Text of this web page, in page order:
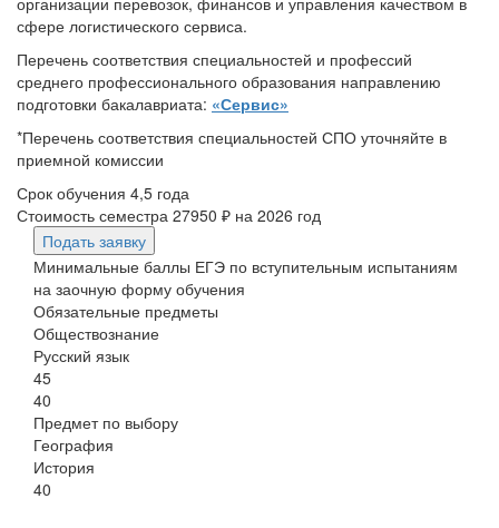
сфере логистического сервиса.
Перечень соответствия специальностей и профессий
среднего профессионального образования направлению
подготовки бакалавриата: «Сервис»
*Перечень соответствия специальностей СПО уточняйте в
приемной комиссии
Срок обучения 4,5 года
Стоимость семестра 27950 ₽ на 2026 год
Подать заявку
Минимальные баллы ЕГЭ по вступительным испытаниям
на заочную форму обучения
Обязательные предметы
Обществознание
Русский язык
45
40
Предмет по выбору
География
История
40